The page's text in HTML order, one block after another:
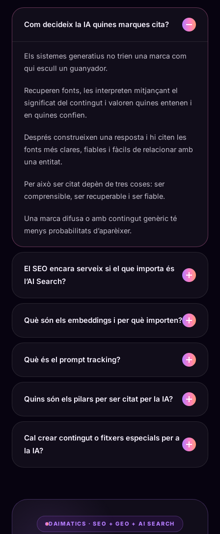
Com decideix la IA quines marques cita?
Els sistemes generatius no trien una marca com
qui escull un guanyador.
Recuperen fonts, les interpreten mitjançant el
significat del contingut i valoren quines entenen i
en quines confien.
Després construeixen una resposta i hi citen les
fonts més clares, fiables i fàcils de relacionar amb
una entitat.
Per això ser citat depèn de tres coses: ser
comprensible, ser recuperable i ser fiable.
Una marca difusa o amb contingut genèric té
menys probabilitats d’aparèixer.
El SEO encara serveix si el que importa és
l’AI Search?
Què són els embeddings i per què importen?
Què és el prompt tracking?
Quins són els pilars per ser citat per la IA?
Cal crear contingut o fitxers especials per a
la IA?
DAIMATICS · SEO + GEO + AI SEARCH